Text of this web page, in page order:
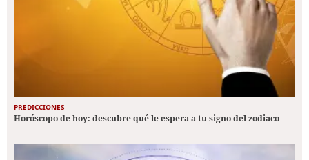
PREDICCIONES
Horóscopo de hoy: descubre qué le espera a tu signo del zodiaco